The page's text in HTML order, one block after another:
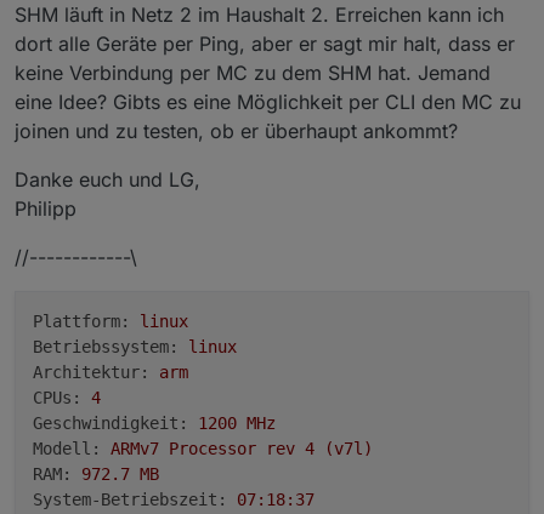
SHM läuft in Netz 2 im Haushalt 2. Erreichen kann ich
dort alle Geräte per Ping, aber er sagt mir halt, dass er
keine Verbindung per MC zu dem SHM hat. Jemand
eine Idee? Gibts es eine Möglichkeit per CLI den MC zu
joinen und zu testen, ob er überhaupt ankommt?
Danke euch und LG,
Philipp
//------------\
Plattform:
linux
Betriebssystem:
linux
Architektur:
arm
CPUs:
4
Geschwindigkeit:
1200 MHz
Modell:
ARMv7 Processor rev 4
(v7l)
RAM:
972.7 MB
System-Betriebszeit:
07:18:37